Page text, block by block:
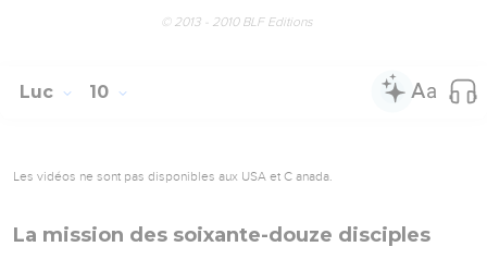
© 2013 - 2010 BLF Editions
Luc 10
Les vidéos ne sont pas disponibles aux USA et C anada.
La mission des soixante-douze disciples